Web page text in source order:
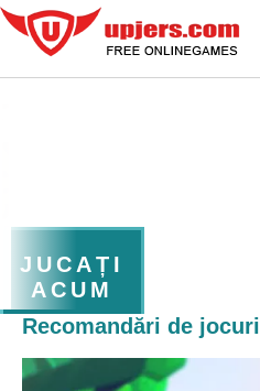
JUCAȚI
ACUM
Recomandări de jocuri